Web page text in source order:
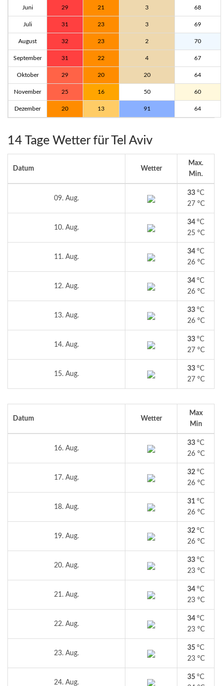
Juni 29 21 3 68
Juli 31 23 3 69
August 32 23 2 70
September 31 22 4 67
Oktober 29 20 20 64
November 25 16 50 60
Dezember 20 13 91 64
14 Tage Wetter für Tel Aviv
Datum Wetter
Max.
Min.
09. Aug.
33 °C
27 °C
10. Aug.
34 °C
25 °C
11. Aug.
34 °C
26 °C
12. Aug.
34 °C
26 °C
13. Aug.
33 °C
26 °C
14. Aug.
33 °C
27 °C
15. Aug.
33 °C
27 °C
Datum Wetter
Max
Min
16. Aug.
33 °C
26 °C
17. Aug.
32 °C
26 °C
18. Aug.
31 °C
26 °C
19. Aug.
32 °C
26 °C
20. Aug.
33 °C
23 °C
21. Aug.
34 °C
23 °C
22. Aug.
34 °C
23 °C
23. Aug.
35 °C
23 °C
24. Aug.
35 °C